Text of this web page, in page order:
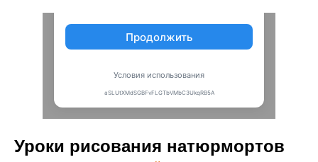
Уроки рисования натюрмортов